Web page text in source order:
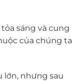
sáng và cung
của chúng ta
lớn, nhưng sau